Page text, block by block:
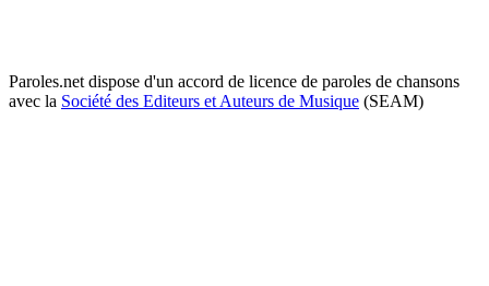
Paroles.net dispose d'un accord de licence de paroles de chansons
avec la Société des Editeurs et Auteurs de Musique (SEAM)